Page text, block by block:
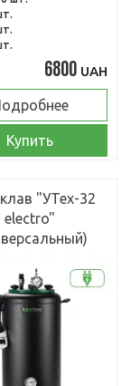
6800 UAH
Купить
"УТех-32
electro"